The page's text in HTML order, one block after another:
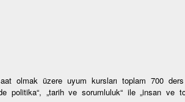
olmak üzere uyum kursları toplam 700 ders
politika“, „tarih ve sorumluluk“ ile „insan ve